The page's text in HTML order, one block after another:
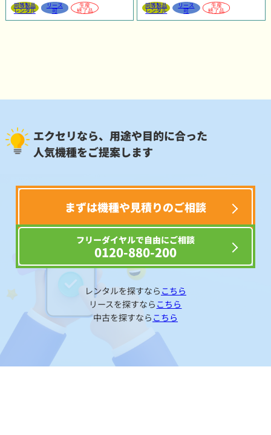
同等製品
レンタル
リース
可
生産
終了品
同等製品
レンタル
リース
可
生産
終了品
エクセリなら、用途や目的に合った
人気機種をご提案します
まずは機種や見積りのご相談
フリーダイヤルで自由にご相談
0120-880-200
レンタルを探すなら こちら
リースを探すなら こちら
中古を探すなら こちら